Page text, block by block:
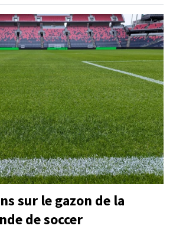
sur le gazon de la
de soccer